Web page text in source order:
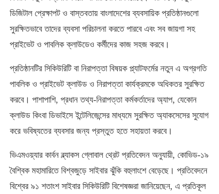
ডিজিটাল প্রেক্ষাপট ও বাস্তবতায় বাংলাদেশের ব্যবসায়িক প্রতিষ্ঠানগুলো
সুরক্ষিতভাবে তাদের ব্যবসা পরিচালনা করতে পারবে এবং সব জায়গা সহ
প্রাইভেট ও পাবলিক ক্লাউডেও কর্মীদের কাজ সহজ করবে।
প্রতিষ্ঠানটির সিকিউরিটি বা নিরাপত্তা বিষয়ক প্ল্যাটফর্মের নতুন এ অগ্রগতি
পাবলিক ও প্রাইভেট ক্লাউড ও নিরাপত্তা কার্যক্রমকে অধিকতর সুরক্ষিত
করবে। পাশাপাশি, প্রধান তথ্য-নিরাপত্তা কর্মকর্তাদের অ্যাপ, যেকোন
ক্লাউড কিংবা ডিভাইসে ইন্টেলিজেন্সের মাধ্যমে সুরক্ষিত অ্যাকসেসের সুযোগ
করে ভবিষ্যতের ব্যবসার জন্য প্রস্তুত হতে সহায়তা করবে।
ভিএমওয়্যার কার্বন ব্ল্যাকস গ্লোবাল থ্রেট প্রতিবেদন অনুযায়ী, কোভিড-১৯
বৈশ্বিক মহামারিতে বিশ্বজুড়ে সাইবার ঝুঁকি বহুলাংশে বেড়েছে। প্রতিবেদনে
বিশ্বের ৯১ শতাংশ সাইবার সিকিউরিটি বিশেষজ্ঞরা জানিয়েছেন, এ প্রতিকূল